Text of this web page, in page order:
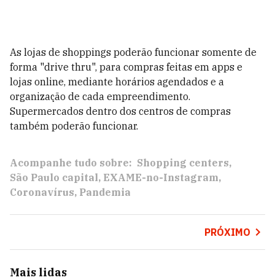
As lojas de shoppings poderão funcionar somente de
forma "drive thru", para compras feitas em apps e
lojas online, mediante horários agendados e a
organização de cada empreendimento.
Supermercados dentro dos centros de compras
também poderão funcionar.
Acompanhe tudo sobre: Shopping centers
São Paulo capital EXAME-no-Instagram
Coronavírus Pandemia
PRÓXIMO
Mais lidas